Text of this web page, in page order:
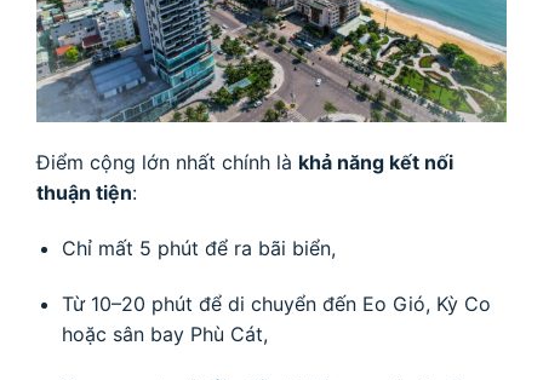
Điểm cộng lớn nhất chính là khả năng kết nối
thuận tiện:
Chỉ mất 5 phút để ra bãi biển,
Từ 10–20 phút để di chuyển đến Eo Gió, Kỳ Co
hoặc sân bay Phù Cát,